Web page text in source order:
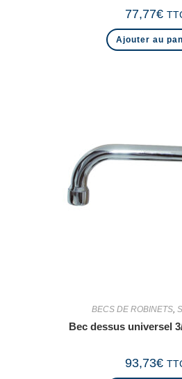
77,77€
Ajouter au
BECS DE ROBINETS,
Bec dessus universel
93,73€